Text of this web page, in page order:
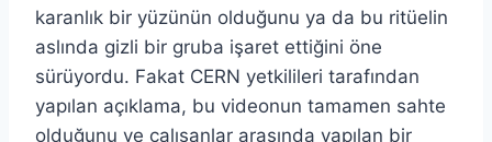
karanlık bir yüzünün olduğunu ya da bu ritüelin
aslında gizli bir gruba işaret ettiğini öne
sürüyordu. Fakat CERN yetkilileri tarafından
yapılan açıklama, bu videonun tamamen sahte
olduğunu ve çalışanlar arasında yapılan bir